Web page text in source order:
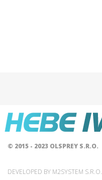
© 2015 - 2023 OLSPREY S.R.O.
DEVELOPED BY M2SYSTEM S.R.O.